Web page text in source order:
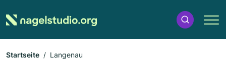
Startseite Langenau